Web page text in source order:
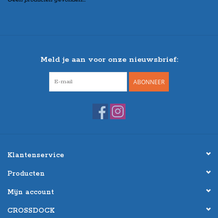
Meld je aan voor onze nieuwsbrief:
ABONNEER
Klantenservice
Producten
Mijn account
CROSSDOCK